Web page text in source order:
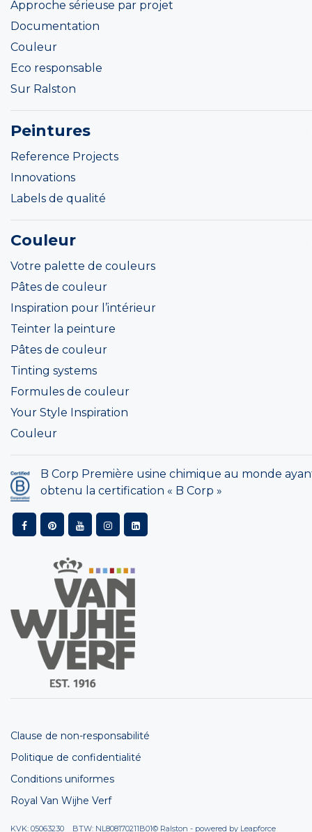
Approche sérieuse par projet
Documentation
Couleur
Eco responsable
Sur Ralston
Peintures
Reference Projects
Innovations
Labels de qualité
Couleur
Votre palette de couleurs
Pâtes de couleur
Inspiration pour l’intérieur
Teinter la peinture
Pâtes de couleur
Tinting systems
Formules de couleur
Your Style Inspiration
Couleur
B Corp Première usine chimique au monde
obtenu la certification « B Corp »
Clause de non-responsabilité
Politique de confidentialité
Conditions uniformes
Royal Van Wijhe Verf
KVK: 05063230 BTW: NL808170211B01© Ralston - powered by Leapforce